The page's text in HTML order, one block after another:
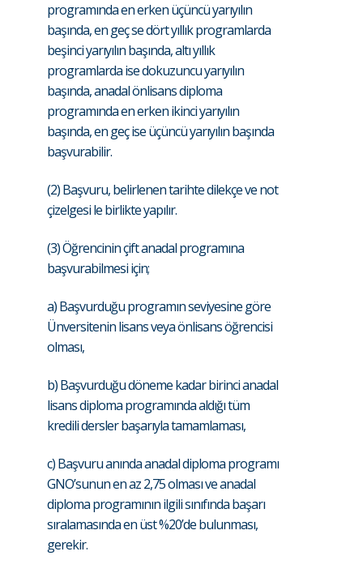
programında en erken üçüncü yarıyılın
başında, en geç se dört yıllık programlarda
beşinci yarıyılın başında, altı yıllık
programlarda ise dokuzuncu yarıyılın
başında, anadal önlisans diploma
programında en erken ikinci yarıyılın
başında, en geç ise üçüncü yarıyılın başında
başvurabilir.
(2) Başvuru, belirlenen tarihte dilekçe ve not
çizelgesi le birlikte yapılır.
(3) Öğrencinin çift anadal programına
başvurabilmesi için;
a) Başvurduğu programın seviyesine göre
Ünversitenin lisans veya önlisans öğrencisi
olması,
b) Başvurduğu döneme kadar birinci anadal
lisans diploma programında aldığı tüm
kredili dersler başarıyla tamamlaması,
c) Başvuru anında anadal diploma programı
GNO’sunun en az 2,75 olması ve anadal
diploma programının ilgili sınıfında başarı
sıralamasında en üst %20’de bulunması,
gerekir.